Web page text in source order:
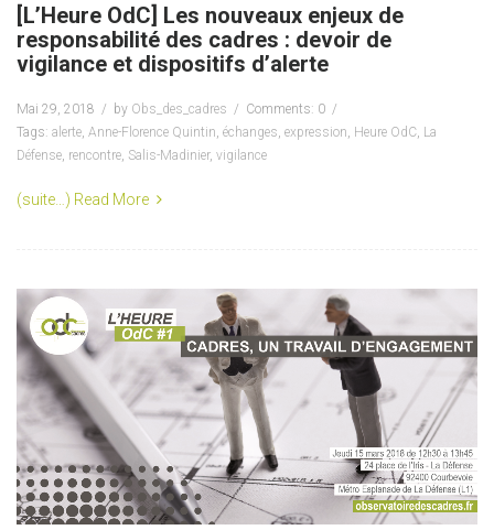
[L’Heure OdC] Les nouveaux enjeux de
responsabilité des cadres : devoir de
vigilance et dispositifs d’alerte
Mai 29, 2018 by Obs_des_cadres
Comments: 0
Tags: alerte Anne-Florence Quintin échanges expression Heure OdC La
Défense rencontre Salis-Madinier, vigilance
(suite…) Read More